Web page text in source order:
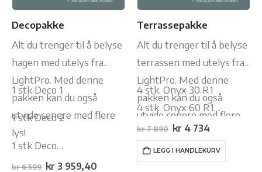
Decopakke
Alt du trenger til å belyse
hagen med utelys fra
LightPro. Med denne
pakken kan du også
utvide senere med flere
lys!
1 stk Deco 1
1 stk Deco 2
1 stk Deco…
kr6 599 Opprinnelig
kr 3 959,40Nåværende
Terrassepakke
Alt du trenger til å belyse
terrassen med utelys fra
LightPro. Med denne
pakken kan du også
utvide senere med flere
lys!
4 stk. Onyx 30 R1
4 stk. Onyx 60 R1
50m…
kr7 890 Opprinnelig
var:
kr 7
890.
kr 4 734Nåværende
er:
kr 4
734.
LEGG I HANDLEKURV